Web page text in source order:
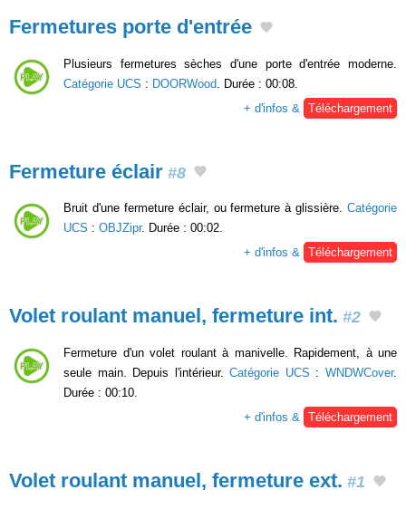
Fermetures porte d'entrée
Plusieurs fermetures sèches d'une porte d'entrée moderne.
Catégorie UCS : DOORWood . Durée : 00:08.
+ d'infos &
Téléchargement
Fermeture éclair #8
Bruit d'une fermeture éclair, ou fermeture à glissière. Catégorie
UCS : OBJZipr. Durée : 00:02.
+ d'infos & Téléchargement
Volet roulant manuel, fermeture int. #2
Fermeture d'un volet roulant à manivelle. Rapidement, à une
seule main. Depuis l'intérieur.Catégorie UCS :WNDWCover.
Durée : 00:10.
+ d'infos &
Téléchargement
Volet roulant manuel, fermeture ext. #1